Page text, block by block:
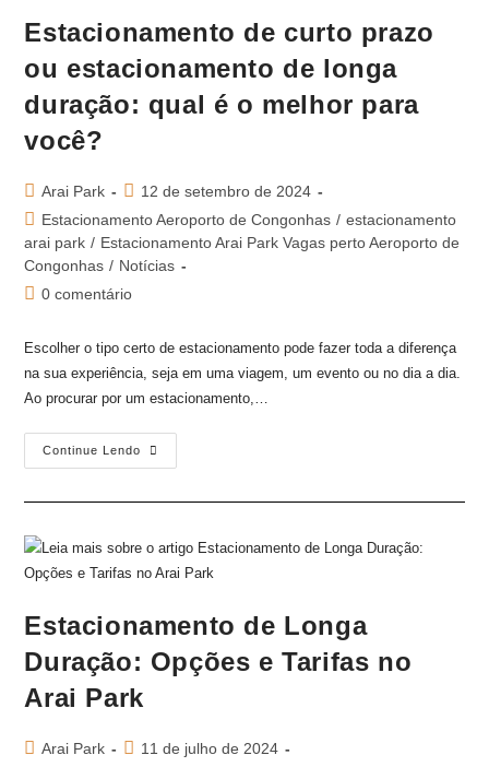
Estacionamento de curto prazo
ou estacionamento de longa
duração: qual é o melhor para
você?
Arai Park
12 de setembro de 2024
Estacionamento Aeroporto de Congonhas / estacionamento
arai park / Estacionamento Arai Park Vagas perto Aeroporto de
Congonhas / Notícias
0 comentário
Escolher o tipo certo de estacionamento pode fazer toda a diferença
na sua experiência, seja em uma viagem, um evento ou no dia a dia.
Ao procurar por um estacionamento,…
Continue Lendo
Estacionamento de Longa
Duração: Opções e Tarifas no
Arai Park
Arai Park
11 de julho de 2024